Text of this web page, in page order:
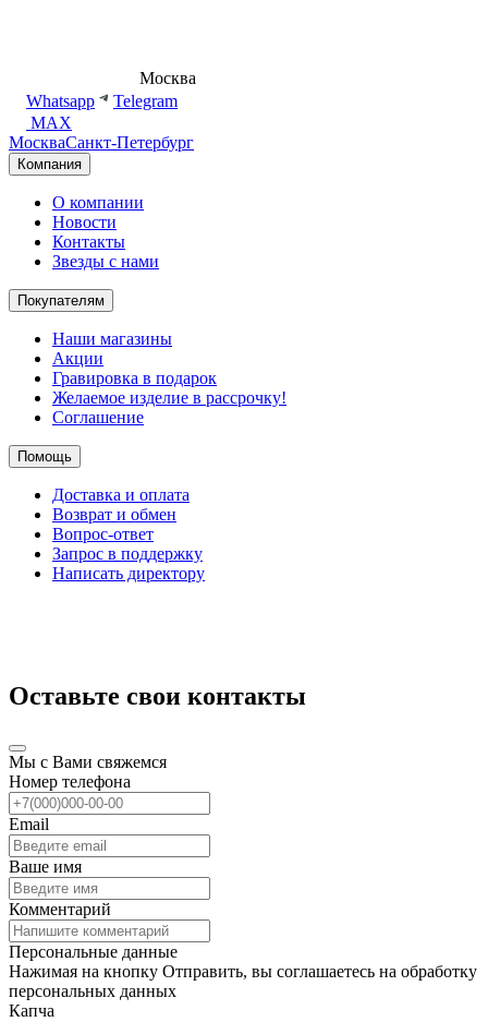
Москва
Whatsapp
Telegram
MAX
МоскваСанкт-Петербург
Компания
О компании
Новости
Контакты
Звезды с нами
Покупателям
Наши магазины
Акции
Гравировка в подарок
Желаемое изделие в рассрочку!
Соглашение
Помощь
Доставка и оплата
Возврат и обмен
Вопрос-ответ
Запрос в поддержку
Написать директору
Оставьте свои контакты
Мы с Вами свяжемся
Номер телефона
Email
Ваше имя
Комментарий
Персональные данные
Нажимая на кнопку Отправить, вы соглашаетесь на обработку
персональных данных
Капча